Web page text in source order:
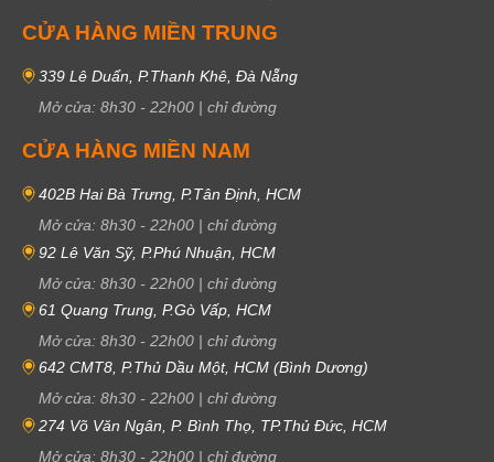
CỬA HÀNG MIỀN TRUNG
339 Lê Duẩn, P.Thanh Khê, Đà Nẵng
Mở cửa: 8h30 - 22h00 | chỉ đường
CỬA HÀNG MIỀN NAM
402B Hai Bà Trưng, P.Tân Định, HCM
Mở cửa: 8h30 - 22h00 | chỉ đường
92 Lê Văn Sỹ, P.Phú Nhuận, HCM
Mở cửa: 8h30 - 22h00 | chỉ đường
61 Quang Trung, P.Gò Vấp, HCM
Mở cửa: 8h30 - 22h00 | chỉ đường
642 CMT8, P.Thủ Dầu Một, HCM (Bình Dương)
Mở cửa: 8h30 - 22h00 | chỉ đường
274 Võ Văn Ngân, P. Bình Thọ, TP.Thủ Đức, HCM
Mở cửa: 8h30 - 22h00 | chỉ đường